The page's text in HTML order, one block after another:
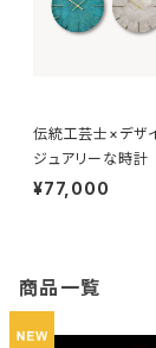
伝統工芸士×デザ
ジュアリーな時
エィント
¥77,000
商品一覧